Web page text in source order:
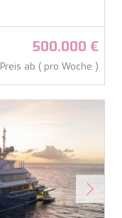
500.000 €
Preis ab ( pro Woche )